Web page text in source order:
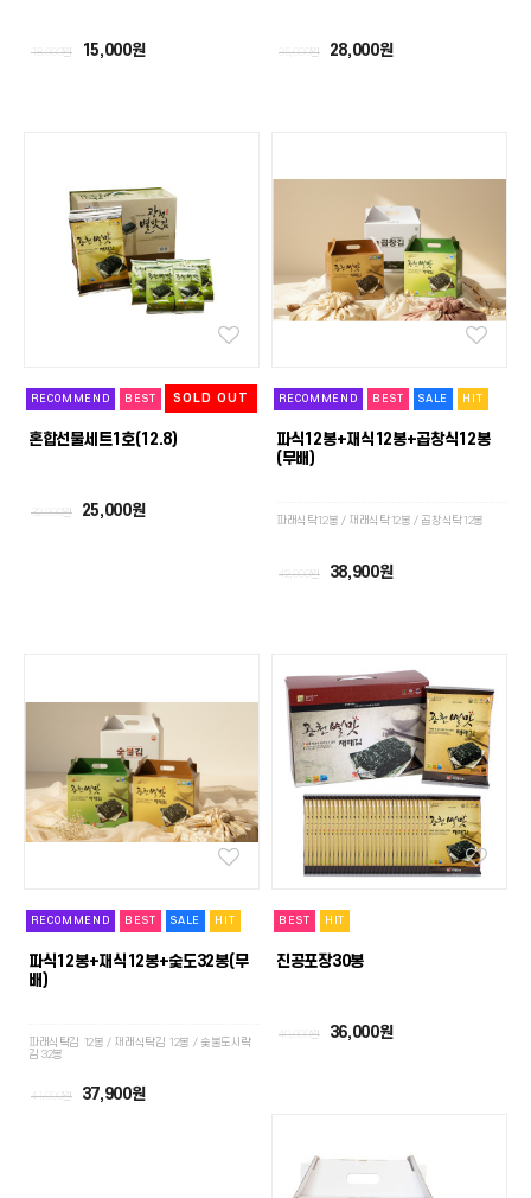
18,000원 15,000원 35,000원 28,000원
RECOMMEND BEST SOLD OUT
혼합선물세트1호(12.8)
32,000원 25,000원
RECOMMEND BEST SALE HIT
파식12봉+재식12봉+곱창식12봉
(무배)
파래식탁12봉 / 재래식탁12봉 / 곱창식탁12봉
42,000원 38,900원
RECOMMEND BEST SALE HIT
파식12봉+재식12봉+숯도32봉(무
배)
파래식탁김 12봉 / 재래식탁김 12봉 / 숯불도시락
김 32봉
41,000원 37,900원
BEST HIT
진공포장30봉
40,000원 36,000원